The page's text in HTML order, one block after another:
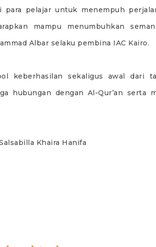
para pelajar untuk menempuh
mampu menumbuhkan
Albar selaku pembina IAC Kairo.
keberhasilan sekaligus awal dari
hubungan dengan Al-Qur’an serta
Khaira Hanifa